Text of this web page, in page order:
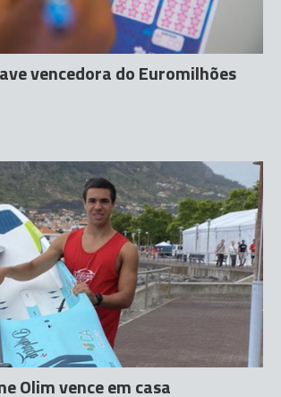
vencedora do Euromilhões
Olim vence em casa